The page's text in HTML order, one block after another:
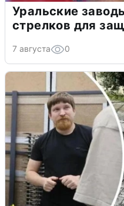
Уральские
стрелков для
7 августа 0